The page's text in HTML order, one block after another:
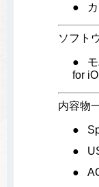
ソフト
for
内容物